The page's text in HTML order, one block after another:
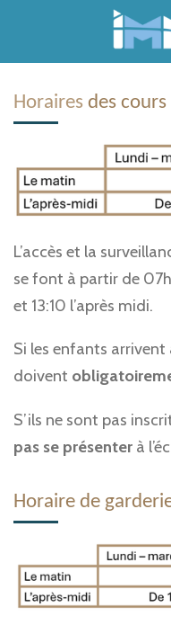
principal
Horaires des cours
L’accès et la
se font à partir de
et 13:10 l’après midi.
Si les enfants
doivent
S’ils ne sont pas
pas se présenter à
Horaire de